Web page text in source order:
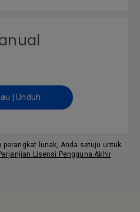
| Unduh
lunak, Anda setuju untuk
Lisensi Pengguna Akhir